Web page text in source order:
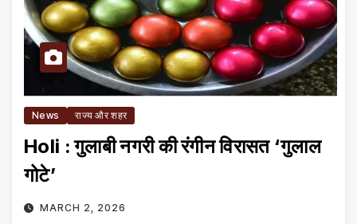
News राज्य और शहर
Holi : गुलाबी नगरी की रंगीन विरासत ‘गुलाल
गोटे’
MARCH 2, 2026